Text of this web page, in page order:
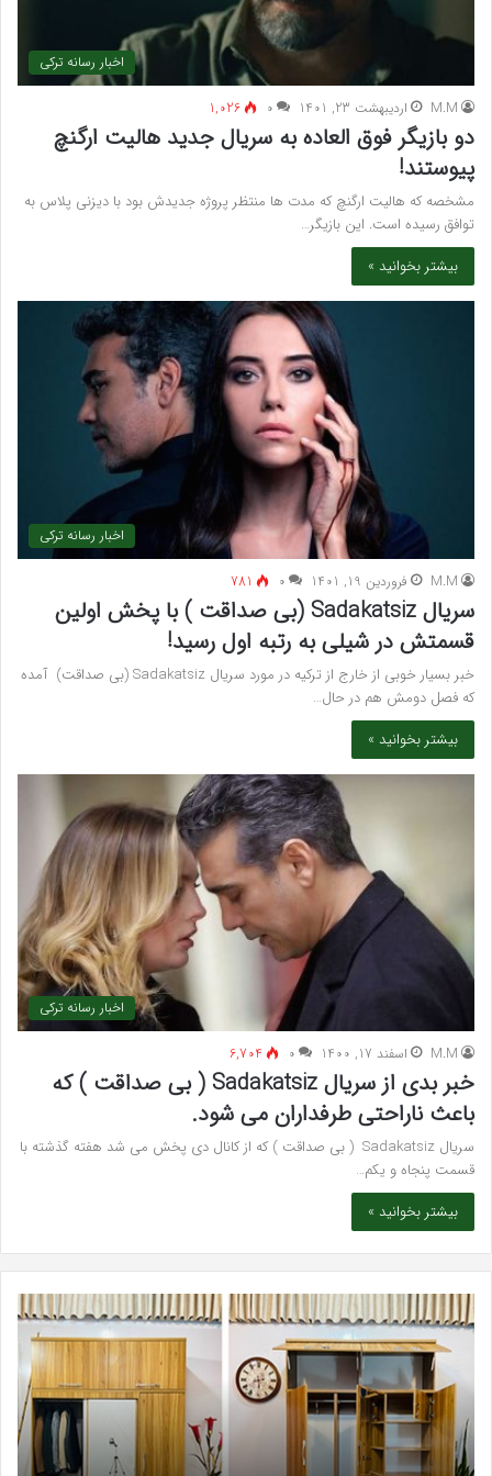
اخبار رسانه ترکی
M.M اردیبهشت 23, 1401 ۰ 1,026
دو بازیگر فوق العاده به سریال جدید هالیت ارگنچ
پیوستند!
مشخصه که هالیت ارگنچ که مدت ها منتظر پروژه جدیدش بود با دیزنی پلاس به
توافق رسیده است. این بازیگر…
بیشتر بخوانید »
اخبار رسانه ترکی
M.M فروردین 19, 1401 ۰ 781
سریال Sadakatsiz (بی صداقت ) با پخش اولین
قسمتش در شیلی به رتبه اول رسید!
خبر بسیار خوبی از خارج از ترکیه در مورد سریال Sadakatsiz (بی صداقت) آمده
که فصل دومش هم در حال…
بیشتر بخوانید »
اخبار رسانه ترکی
M.M اسفند 17, 1400 ۰ 6,704
خبر بدی از سریال Sadakatsiz ( بی صداقت ) که
باعث ناراحتی طرفداران می شود.
سریال Sadakatsiz ( بی صداقت ) که از کانال دی پخش می شد هفته گذشته با
قسمت پنجاه و یکم…
بیشتر بخوانید »
بهترین
کلینیک
زیبایی
فردیس
کرج؛
دکتر
مریم